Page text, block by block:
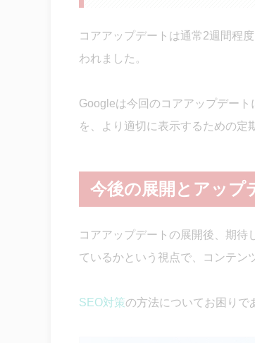
コアアップデートは通常2週間程
われました。
Googleは今回のコアアップデー
を、より適切に表示するための定
今後の展開とアップ
コアアップデートの展開後、期
ているかという視点で、コンテン
SEO対策の方法についてお困りで